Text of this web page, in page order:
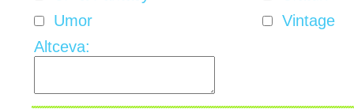
Umor
Vintage
Altceva: